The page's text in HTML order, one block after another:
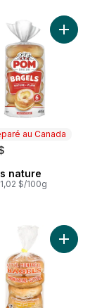
sésame emb. de
au Canada
au Canada
nature
$/100g
Ajouter
BAGEL PAVOT PQ 6
Ajouter